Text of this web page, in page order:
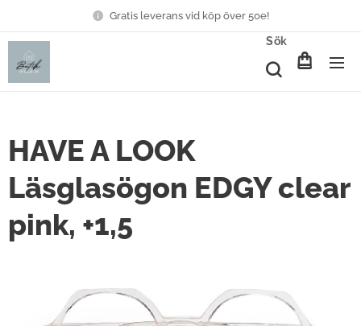
Gratis leverans vid köp över 50e!
Sök
HAVE A LOOK
Läsglasögon EDGY clear
pink, +1,5